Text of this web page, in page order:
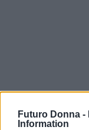
Futuro Donna -
Information